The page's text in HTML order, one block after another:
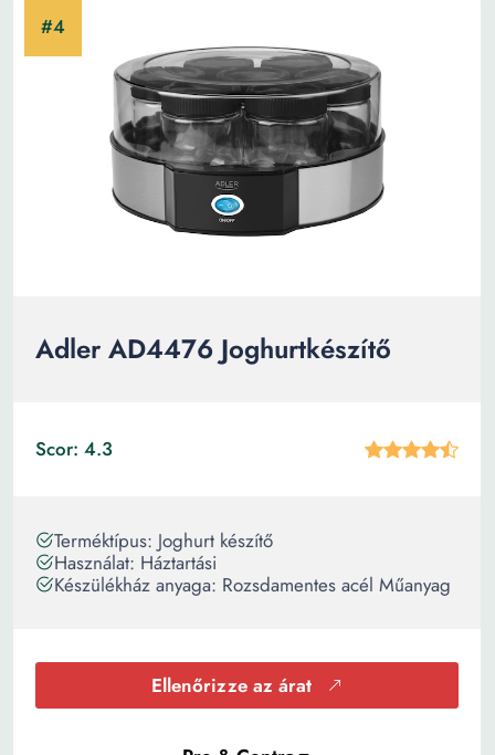
Adler AD4476 Joghurtkészítő
Scor: 4.3
Terméktípus: Joghurt készítő
Használat: Háztartási
Készülékház anyaga: Rozsdamentes acél Műanyag
Ellenőrizze az árat